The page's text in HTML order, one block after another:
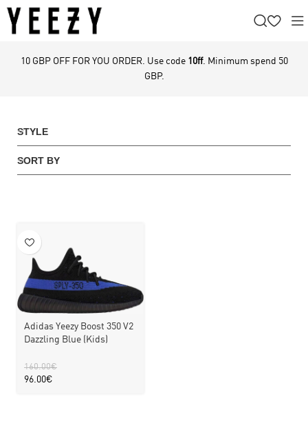
10 GBP OFF FOR YOU ORDER. Use code 10ff. Minimum spend 50
GBP.
STYLE
SORT BY
Adidas Yeezy Boost 350 V2
Dazzling Blue (Kids)
160.00€
96.00€